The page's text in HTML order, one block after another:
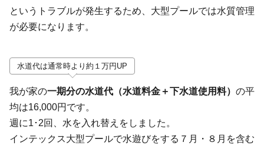
というトラブルが発生するため、大型プールでは水質管理
が必要になります。
水道代は通常時より約１万円UP
我が家の一期分の水道代（水道料金＋下水道使用料） の平
均は16,000円です。
週に1･2回、水を入れ替えをしました。
インテックス大型プールで水遊びをする７月・８月を含む